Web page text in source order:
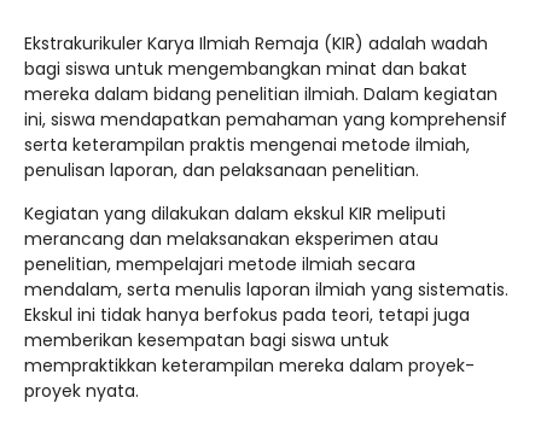
Ekstrakurikuler Karya Ilmiah Remaja (KIR) adalah wadah
bagi siswa untuk mengembangkan minat dan bakat
mereka dalam bidang penelitian ilmiah. Dalam kegiatan
ini, siswa mendapatkan pemahaman yang komprehensif
serta keterampilan praktis mengenai metode ilmiah,
penulisan laporan, dan pelaksanaan penelitian.
Kegiatan yang dilakukan dalam ekskul KIR meliputi
merancang dan melaksanakan eksperimen atau
penelitian, mempelajari metode ilmiah secara
mendalam, serta menulis laporan ilmiah yang sistematis.
Ekskul ini tidak hanya berfokus pada teori, tetapi juga
memberikan kesempatan bagi siswa untuk
mempraktikkan keterampilan mereka dalam proyek-
proyek nyata.